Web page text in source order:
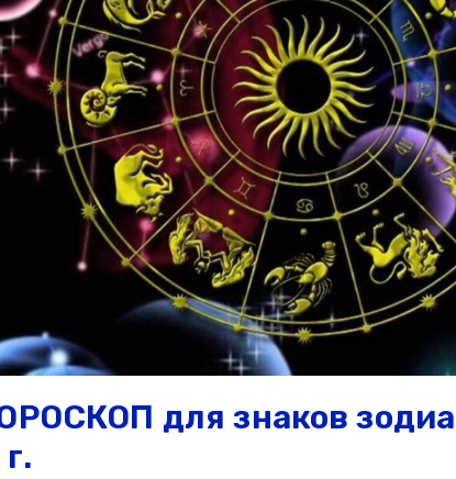
для знаков